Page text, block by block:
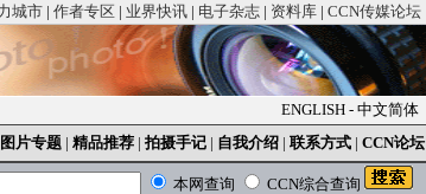
城市 | 作者专区 | 业界快讯 | 电子杂志 | 资料库 | CCN传媒论坛
ENGLISH - 中文简体
图片专题 | 精品推荐 | 拍摄手记 | 自我介绍 | 联系方式 | CCN论坛
本网查询
CCN综合查询